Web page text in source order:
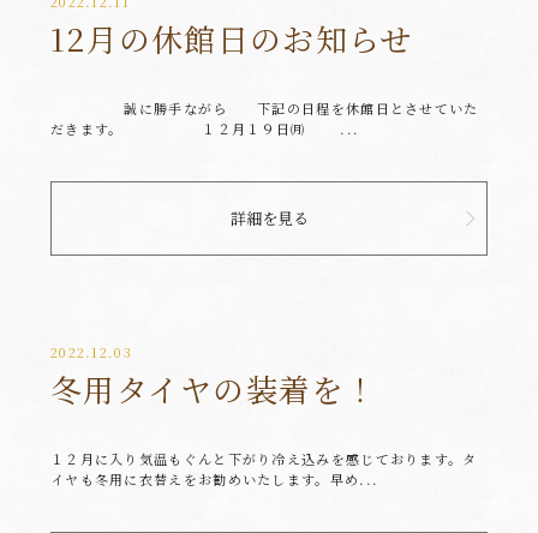
12月の休館日のお知らせ
誠に勝手ながら 下記の日程を休館日とさせていた
だきます。 １２月１９日㈪ ...
詳細を見る
2022.12.03
冬用タイヤの装着を！
１２月に入り気温もぐんと下がり冷え込みを感じております。タ
イヤも冬用に衣替えをお勧めいたします。早め...